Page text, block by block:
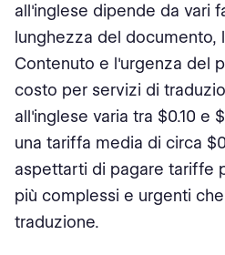
all'inglese dipende da vari
lunghezza del documento,
Contenuto e l'urgenza del
costo per servizi di
all'inglese varia tra $0.10 e
una tariffa media di circa
aspettarti di pagare tariffe
più complessi e urgenti
traduzione.